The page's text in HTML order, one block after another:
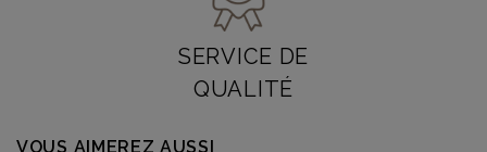
SERVICE DE
QUALITÉ
VOUS AIMEREZ AUSSI